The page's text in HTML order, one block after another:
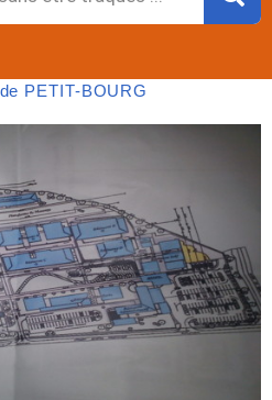
PETIT-BOURG